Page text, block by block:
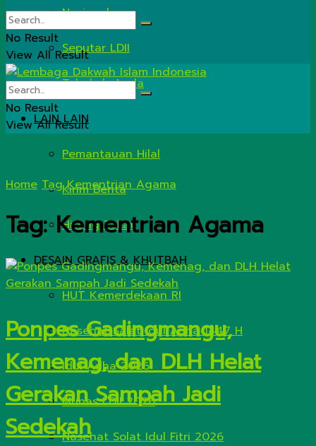
Nasional
Seputar LDII
Tahukah Anda
LAIN LAIN
Pemantauan Hilal
Kirim Berita
Hitung Zakat
DESAIN GRAFIS & KHUTBAH
HUT Kemerdekaan RI
Nasehat Salat Idul Adha 1447 H
Idul Adha 2026
Munas LDII 2026
Nasehat Solat Idul Fitri 2026
No Result
View All Result
No Result
View All Result
Home Tag Kementrian Agama
Tag:Kementrian Agama
Ponpes Gadingmangu,
Kemenag, dan DLH Helat
Gerakan Sampah Jadi
Sedekah